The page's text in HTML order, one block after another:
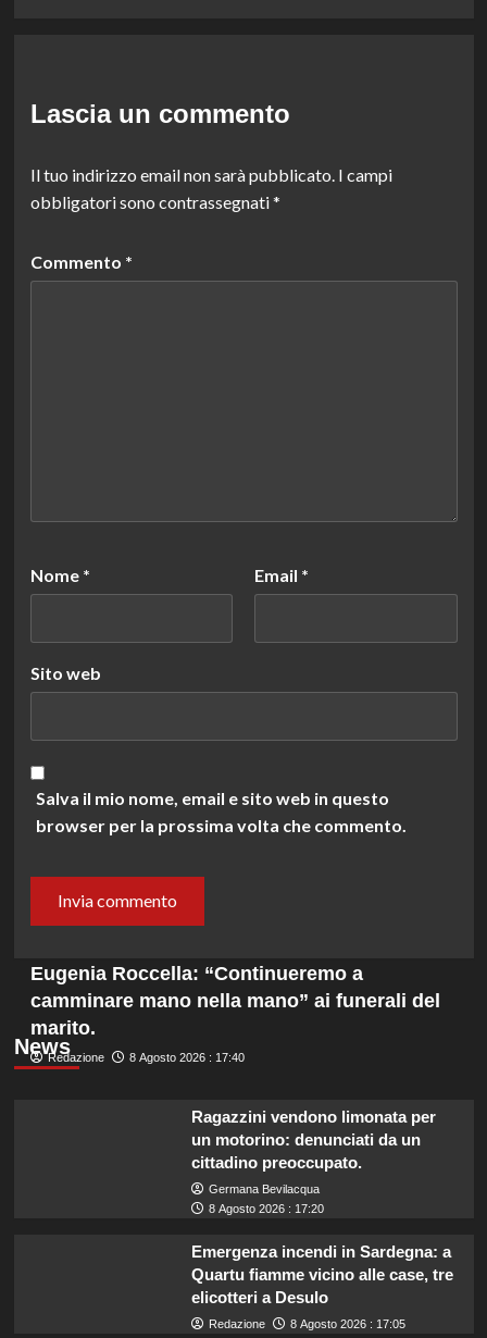
Lascia un commento
Il tuo indirizzo email non sarà pubblicato. I campi
obbligatori sono contrassegnati*
Commento *
Nome * Email *
Sito web
Salva il mio nome, email e sito web in questo
browser per la prossima volta che commento.
News
Eugenia Roccella: “Continueremo a
camminare mano nella mano” ai funerali del
marito.
Redazione 8 Agosto 2026 : 17:40
Ragazzini vendono limonata per
un motorino: denunciati da un
cittadino preoccupato.
Germana Bevilacqua
8 Agosto 2026 : 17:20
Emergenza incendi in Sardegna: a
Quartu fiamme vicino alle case, tre
elicotteri a Desulo
Redazione 8 Agosto 2026 : 17:05